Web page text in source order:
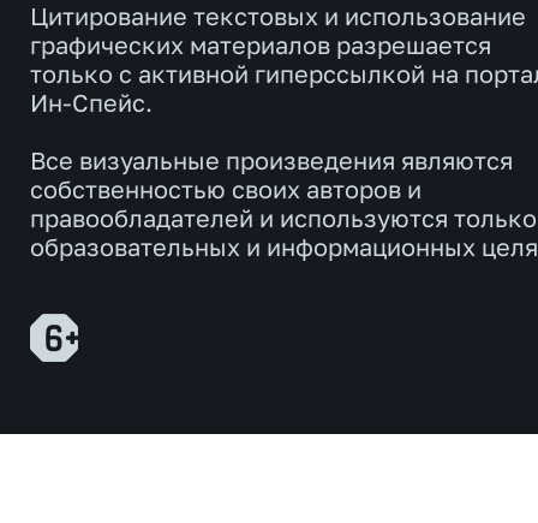
Цитирование текстовых и использование
графических материалов разрешается
только с активной гиперссылкой на
Ин-Спейс.
Все визуальные произведения являются
собственностью своих авторов и
правообладателей и используются
образовательных и информационных